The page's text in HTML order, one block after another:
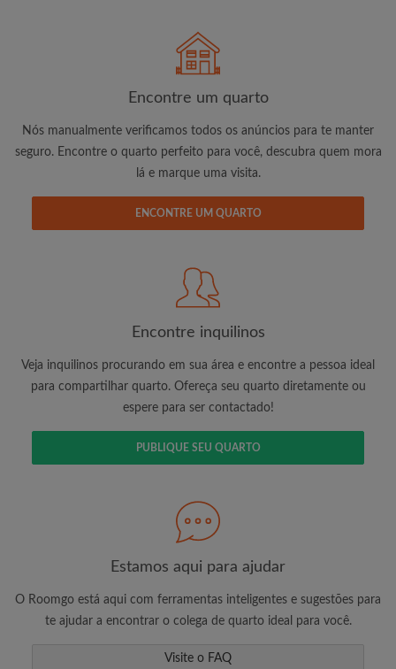
Endereço de e-mail
Palavra passe
Li, entendi e concordo com os
Política de Privadicade
CRIAR PERFIL
Gostaria de receber ofertas exclusivas e atualizações de
Procure pelo que é importante para você
Receba altertas de novas combinações de
quartos
Encontre um quarto
Nós manualmente verificamos todos os anúncios para te manter
seguro. Encontre o quarto perfeito para você, descubra quem mora
lá e marque uma visita.
ENCONTRE UM QUARTO
Encontre inquilinos
Veja inquilinos procurando em sua área e encontre a pessoa ideal
para compartilhar quarto. Ofereça seu quarto diretamente ou
espere para ser contactado!
PUBLIQUE SEU QUARTO
Estamos aqui para ajudar
O Roomgo está aqui com ferramentas inteligentes e sugestões para
te ajudar a encontrar o colega de quarto ideal para você.
Visite o FAQ